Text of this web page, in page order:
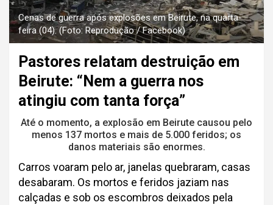
Cenas de guerra após explosões em Beirute, na quarta-
feira (04). (Foto: Reprodução / Facebook)
Pastores relatam destruição em
Beirute: “Nem a guerra nos
atingiu com tanta força”
Até o momento, a explosão em Beirute causou pelo
menos 137 mortos e mais de 5.000 feridos; os
danos materiais são enormes.
Carros voaram pelo ar, janelas quebraram, casas
desabaram. Os mortos e feridos jaziam nas
calçadas e sob os escombros deixados pela